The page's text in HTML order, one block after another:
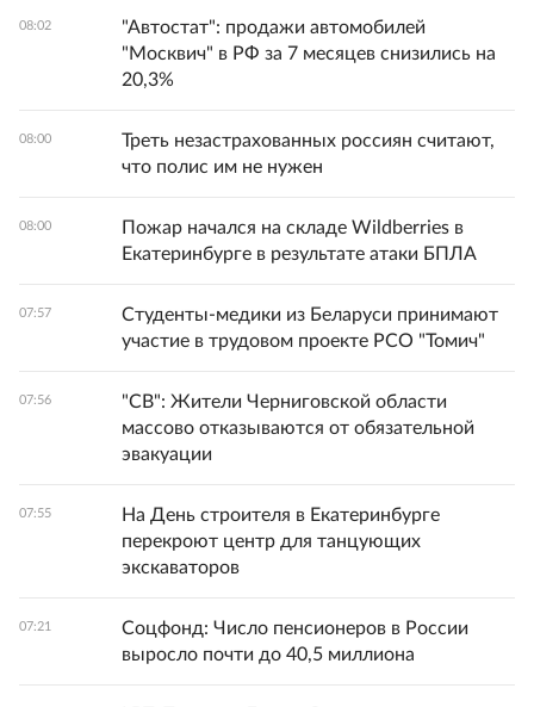
08:02
"Автостат": продажи автомобилей
"Москвич" в РФ за 7 месяцев снизились на
20,3%
08:00
Треть незастрахованных россиян считают,
что полис им не нужен
08:00
Пожар начался на складе Wildberries в
Екатеринбурге в результате атаки БПЛА
07:57
Студенты-медики из Беларуси принимают
участие в трудовом проекте РСО "Томич"
07:56
"СВ": Жители Черниговской области
массово отказываются от обязательной
эвакуации
07:55
На День строителя в Екатеринбурге
перекроют центр для танцующих
экскаваторов
07:21
Соцфонд: Число пенсионеров в России
выросло почти до 40,5 миллиона